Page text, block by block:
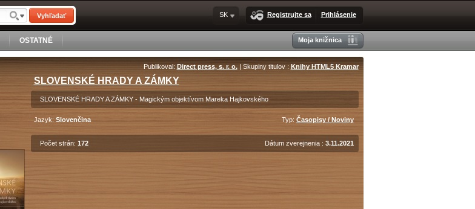
Vyhľadať Registrujte sa Prihlásenie
SK
OSTATNÉ Moja knižnica
Publikoval: Direct press, s. r. o.| Skupiny titulov : Knihy HTML5 Kramar
SLOVENSKÉ HRADY A ZÁMKY
SLOVENSKÉ HRADY A ZÁMKY - Magickým objektívom Mareka Hajkovského
Jazyk: Slovenčina Typ:Časopisy / Noviny
Počet strán: 172 Dátum zverejnenia : 3.11.2021